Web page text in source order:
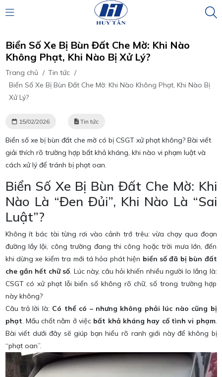
Biển Số Xe Bị Bùn Đất Che Mờ: Khi Nào
Không Phạt, Khi Nào Bị Xử Lý?
Trang chủ / Tin tức /
Biển Số Xe Bị Bùn Đất Che Mờ: Khi Nào Không Phạt, Khi Nào Bị
Xử Lý?
15/02/2026 Tin tức
Biển số xe bị bùn đất che mờ có bị CSGT xử phạt không? Bài viết
giải thích rõ trường hợp bất khả kháng, khi nào vi phạm luật và
cách xử lý để tránh bị phạt oan.
Biển Số Xe Bị Bùn Đất Che Mờ: Khi
Nào Là “Đen Đủi”, Khi Nào Là “Sai
Luật”?
Không ít bác tài từng rơi vào cảnh trớ trêu: vừa chạy qua đoạn
đường lầy lội, công trường đang thi công hoặc trời mưa lớn, đến
khi dừng xe kiểm tra mới tá hỏa phát hiện biển số đã bị bùn đất
che gần hết chữ số. Lúc này, câu hỏi khiến nhiều người lo lắng là:
CSGT có xử phạt lỗi biển số không rõ chữ, số trong trường hợp
này không?
Câu trả lời là: Có thể có – nhưng không phải lúc nào cũng bị
phạt. Mấu chốt nằm ở việc bất khả kháng hay cố tình vi phạm.
Bài viết dưới đây sẽ giúp bạn hiểu rõ ranh giới này để không bị
“phạt oan”.